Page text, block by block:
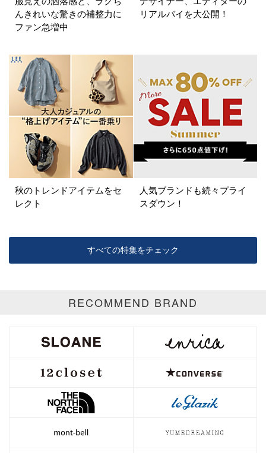
カラー
ホワイト
ベージュ ブラウン
イエロー レッド ピンク
パープル
ゴールド シルバー マルチ
んきれいな驚きの補整力に
ファン急増中
リアルバイを大公開！
秋のトレンドアイテムをセ
レクト
人気ブランドも続々プライ
スダウン！
すべての特集をチェック
RECOMMEND BRAND